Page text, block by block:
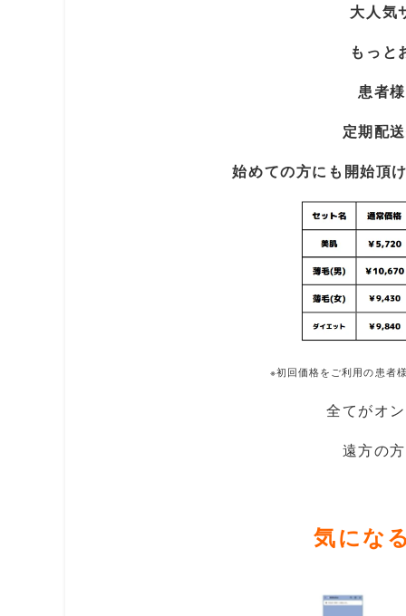
大人気
もっと
患者
定期配
始めての方にも開始頂
※初回価格をご利用の患者
全てがオ
遠方の
気にな